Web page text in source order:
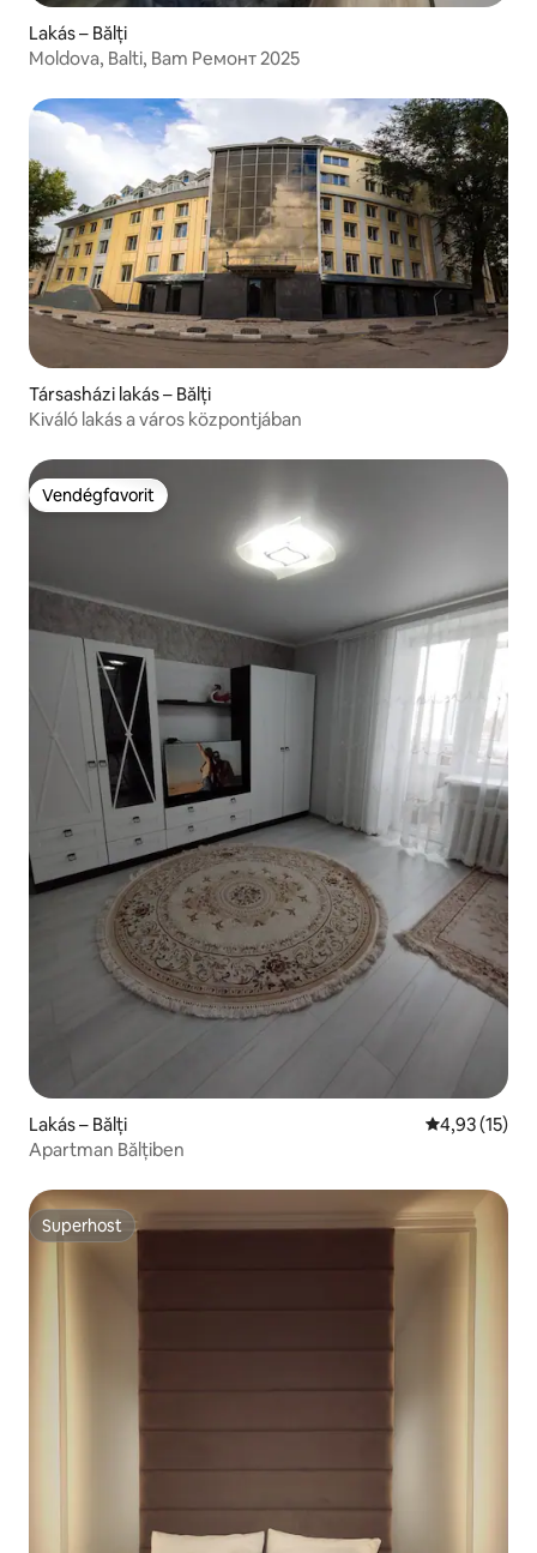
Lakás – Bălți
Moldova, Balti, Bam Ремонт 2025
Társasházi lakás – Bălți
Kiváló lakás a város központjában
Vendégfavorit
Vendégfavorit
Lakás – Bălți Átlagos
4,93 (15)
Apartman Bălțiben
Superhost
Superhost